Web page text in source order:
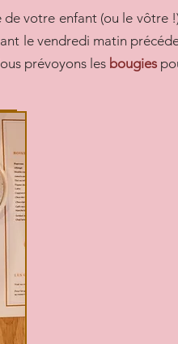
votre enfant (ou le vôtre
le vendredi matin
prévoyons les bougies